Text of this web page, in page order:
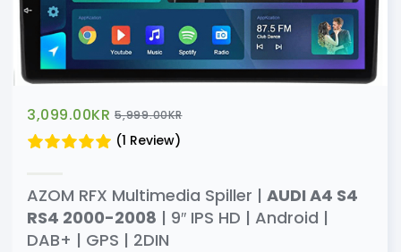
3,099.00KR 5,999.00KR
(1 Review)
AZOM RFX Multimedia Spiller | AUDI A4 S4
RS4 2000-2008 | 9″ IPS HD | Android |
DAB+ | GPS | 2DIN